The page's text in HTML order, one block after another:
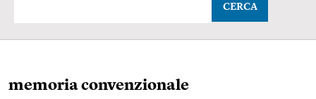
CERCA
memoria convenzionale